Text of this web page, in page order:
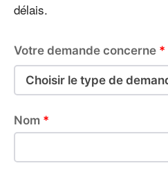
délais.
Votre demande concerne *
Nom *